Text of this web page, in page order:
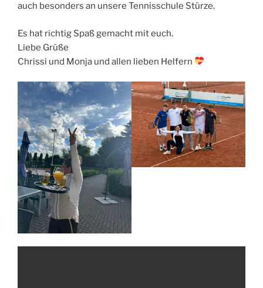
auch besonders an unsere Tennisschule Stürze.
Es hat richtig Spaß gemacht mit euch.
Liebe Grüße
Chrissi und Monja und allen lieben Helfern